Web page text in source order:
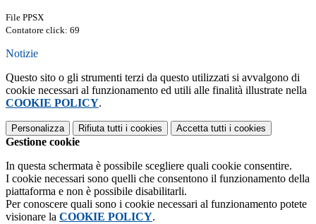
File PPSX
Contatore click: 69
Notizie
Questo sito o gli strumenti terzi da questo utilizzati si avvalgono di
cookie necessari al funzionamento ed utili alle finalità illustrate nella
COOKIE POLICY.
Personalizza Rifiuta tutti i cookies Accetta tutti i cookies
Gestione cookie
In questa schermata è possibile scegliere quali cookie consentire.
I cookie necessari sono quelli che consentono il funzionamento della
piattaforma e non è possibile disabilitarli.
Per conoscere quali sono i cookie necessari al funzionamento potete
visionare la COOKIE POLICY.